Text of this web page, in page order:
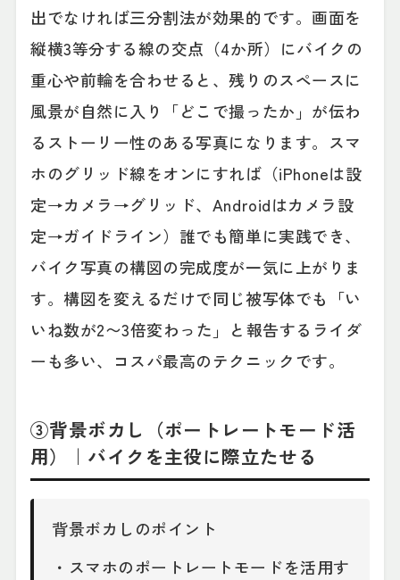
出でなければ三分割法が効果的です。画面を
縦横3等分する線の交点（4か所）にバイクの
重心や前輪を合わせると、残りのスペースに
風景が自然に入り「どこで撮ったか」が伝わ
るストーリー性のある写真になります。スマ
ホのグリッド線をオンにすれば（iPhoneは設
定→カメラ→グリッド、Androidはカメラ設
定→ガイドライン）誰でも簡単に実践でき、
バイク写真の構図の完成度が一気に上がりま
す。構図を変えるだけで同じ被写体でも「い
いね数が2〜3倍変わった」と報告するライダ
ーも多い、コスパ最高のテクニックです。
③背景ボカし（ポートレートモード活
用）｜バイクを主役に際立たせる
背景ボカしのポイント
・スマホのポートレートモードを活用す